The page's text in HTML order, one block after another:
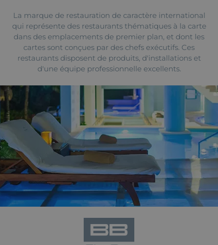
La marque de restauration de caractère international
qui représente des restaurants thématiques à la carte
dans des emplacements de premier plan, et dont les
cartes sont conçues par des chefs exécutifs. Ces
restaurants disposent de produits, d'installations et
d'une équipe professionnelle excellents.